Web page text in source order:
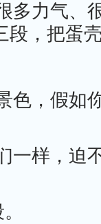
多力气、
段，把蛋
色，假如
一样，迫